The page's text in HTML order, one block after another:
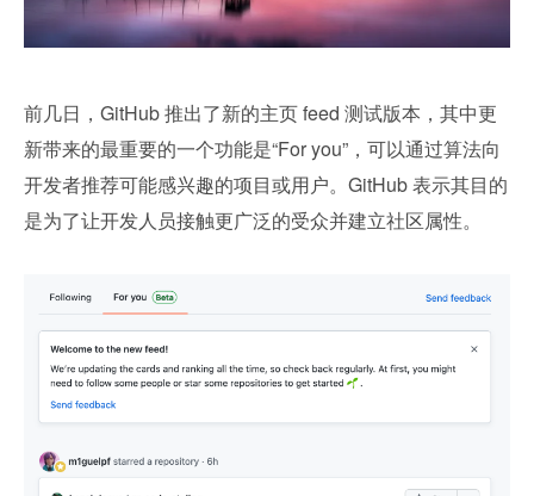
前几日，GitHub 推出了新的主页 feed 测试版本，其中更
新带来的最重要的一个功能是“For you”，可以通过算法向
开发者推荐可能感兴趣的项目或用户。GitHub 表示其目的
是为了让开发人员接触更广泛的受众并建立社区属性。